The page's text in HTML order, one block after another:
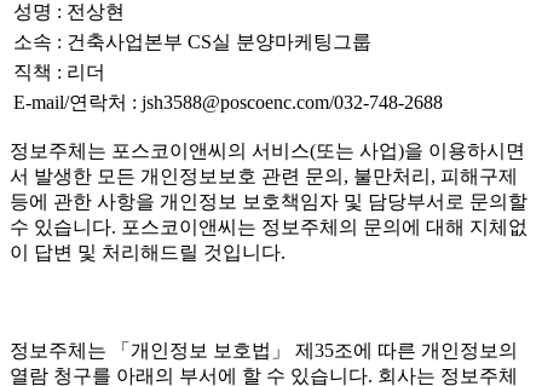
성명 : 전상현
소속 : 건축사업본부 CS실 분양마케팅그룹
직책 : 리더
E-mail/연락처 : jsh3588@poscoenc.com/032-748-2688
정보주체는 포스코이앤씨의 서비스(또는 사업)을 이용하시면
서 발생한 모든 개인정보보호 관련 문의, 불만처리, 피해구제
등에 관한 사항을 개인정보 보호책임자 및 담당부서로 문의할
수 있습니다. 포스코이앤씨는 정보주체의 문의에 대해 지체없
이 답변 및 처리해드릴 것입니다.
정보주체는 「개인정보 보호법」 제35조에 따른 개인정보의
열람 청구를 아래의 부서에 할 수 있습니다. 회사는 정보주체